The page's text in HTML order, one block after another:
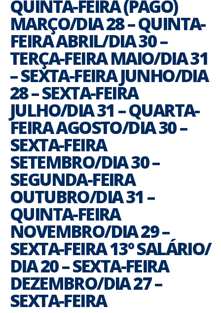
QUINTA-FEIRA (PAGO)
MARÇO/DIA 28 – QUINTA-
FEIRA ABRIL/DIA 30 –
TERÇA-FEIRA MAIO/DIA 31
– SEXTA-FEIRA JUNHO/DIA
28 – SEXTA-FEIRA
JULHO/DIA 31 – QUARTA-
FEIRA AGOSTO/DIA 30 –
SEXTA-FEIRA
SETEMBRO/DIA 30 –
SEGUNDA-FEIRA
OUTUBRO/DIA 31 –
QUINTA-FEIRA
NOVEMBRO/DIA 29 –
SEXTA-FEIRA 13º SALÁRIO/
DIA 20 – SEXTA-FEIRA
DEZEMBRO/DIA 27 –
SEXTA-FEIRA